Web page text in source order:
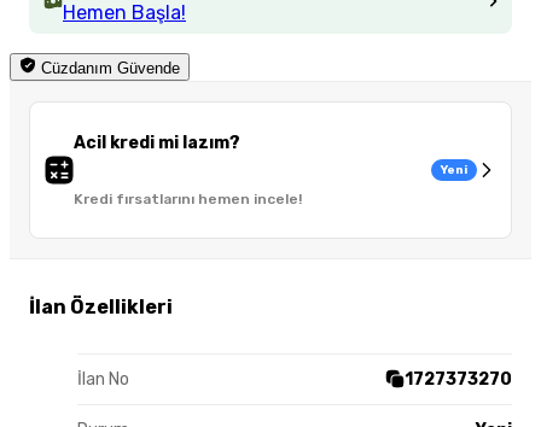
Hemen Başla!
Cüzdanım Güvende
Acil kredi mi lazım?
Kredi fırsatlarını hemen incele!
Yeni
İlan Özellikleri
İlan No 1727373270